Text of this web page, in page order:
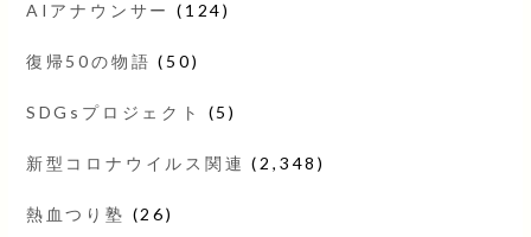
AIアナウンサー (124)
復帰50の物語 (50)
SDGsプロジェクト (5)
新型コロナウイルス関連 (2,348)
熱血つり塾 (26)